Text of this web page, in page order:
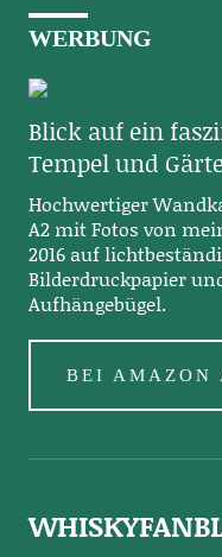
WERBUNG
Blick auf ein
Tempel und
Hochwertiger
A2 mit Fotos von
2016 auf
Bilderdruckpapier
Aufhängebügel.
BEI AMAZON